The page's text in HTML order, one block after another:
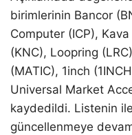
birimlerinin Bancor
Computer (ICP),
(KNC), Loopring
(MATIC), 1inch
Universal Market
kaydedildi. Listenin
güncellenmeye